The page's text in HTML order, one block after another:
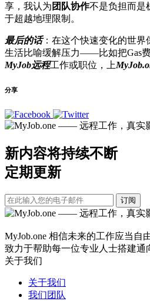
享，我认为 团队协作不是负担而是
于超越地理限制。
最后的话：在这个快速变化的世界
生活比喻缓解压力——比如把Gas
MyJob远程工作或职位，上
分享
新内容将持续不断
定期更新
订阅
MyJob.one 相信未来的工作应当
致力于帮助每一位专业人士搭建通
关于我们
关于我们
我们团队